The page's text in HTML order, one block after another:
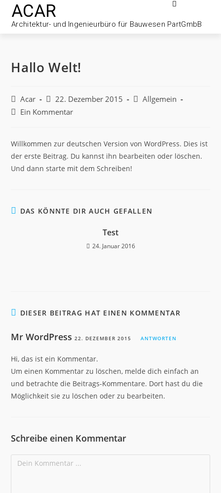
ACAR
Architektur- und Ingenieurbüro für Bauwesen PartGmbB
Hallo Welt!
Acar 22. Dezember 2015
Allgemein
Ein Kommentar
Willkommen zur deutschen Version von WordPress. Dies ist
der erste Beitrag. Du kannst ihn bearbeiten oder löschen.
Und dann starte mit dem Schreiben!
DAS KÖNNTE DIR AUCH GEFALLEN
Test
24. Januar 2016
DIESER BEITRAG HAT EINEN KOMMENTAR
Mr WordPress 22. DEZEMBER 2015 ANTWORTEN
Hi, das ist ein Kommentar.
Um einen Kommentar zu löschen, melde dich einfach an
und betrachte die Beitrags-Kommentare. Dort hast du die
Möglichkeit sie zu löschen oder zu bearbeiten.
Schreibe einen Kommentar